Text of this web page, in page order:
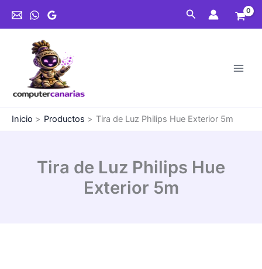
Buscar
Inicio Productos Tira de Luz Philips Hue Exterior 5m
Tira de Luz Philips Hue
Exterior 5m
Luz
Philips
Exterior
cantidad